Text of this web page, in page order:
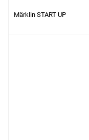
Märklin START UP